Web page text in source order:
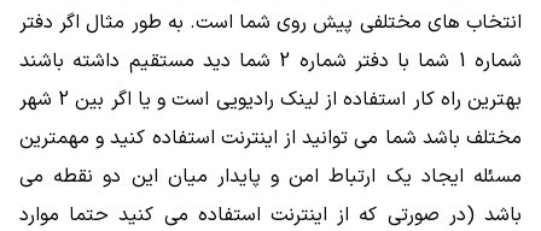
انتخاب های مختلفی پیش روی شما است. به طور مثال اگر دفتر
شماره 1 شما با دفتر شماره 2 شما دید مستقیم داشته باشند
بهترین راه کار استفاده از لینک رادیویی است و یا اگر بین 2 شهر
مختلف باشد شما می توانید از اینترنت استفاده کنید و مهمترین
مسئله ایجاد یک ارتباط امن و پایدار میان این دو نقطه می
باشد (در صورتی که از اینترنت استفاده می کنید حتما موارد